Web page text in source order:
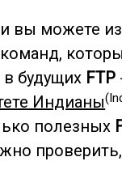
вы можете
будущих FTP
Индианы
полезных